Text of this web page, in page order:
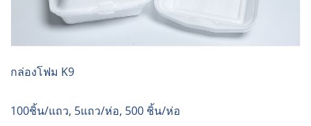
กล่องโฟม K9
100ชิ้น/แถว, 5แถว/ห่อ, 500 ชิ้น/ห่อ